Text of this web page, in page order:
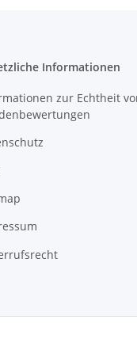
Informationen
zur Echtheit